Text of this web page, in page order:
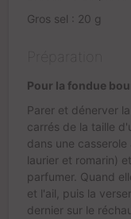
Gros sel : 20 g
Préparation
Pour la fondue
Parer et dénerver
carrés de la taille
dans une
laurier et romarin)
parfumer. Quand
et l'ail, puis la
dernier sur le